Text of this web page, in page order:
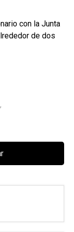
con la Junta
de dos
,